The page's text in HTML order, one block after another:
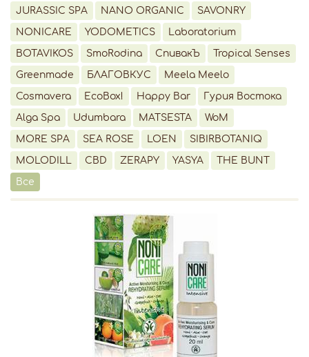
JURASSIC SPA NANO ORGANIC SAVONRY
NONICARE YODOMETICS Laboratorium
BOTAVIKOS SmoRodina СпивакЪ Tropical Senses
Greenmade БЛАГОВКУС Meela Meelo
Cosmavera EcoBox! Happy Bar Гурия Востока
Alga Spa Udumbara MATSESTA WoM
MORE SPA SEA ROSE LOEN SIBIRBOTANIQ
MOLODILL CBD ZERAPY YASYA THE BUNT
Все